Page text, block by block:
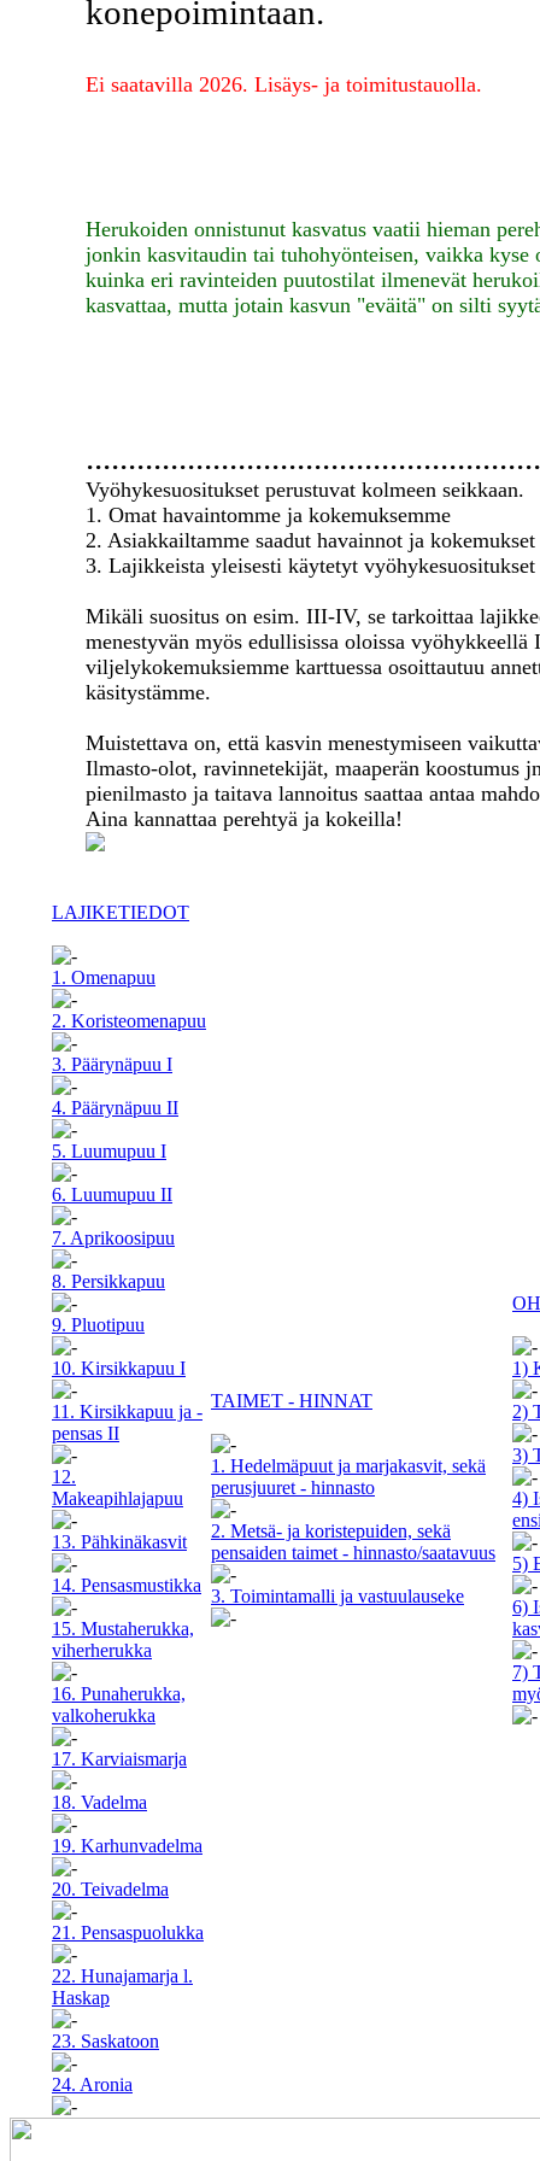
konepoimintaan.
Ei saatavilla 2026. Lisäys- ja toimitustauolla.
Herukoiden onnistunut kasvatus vaatii hieman
jonkin kasvitaudin tai tuhohyönteisen, vaikka kyse
kuinka eri ravinteiden puutostilat ilmenevät
kasvattaa, mutta jotain kasvun "eväitä" on silti
Vyöhykesuositukset perustuvat kolmeen seikkaan.
1. Omat havaintomme ja kokemuksemme
2. Asiakkailtamme saadut havainnot ja kokemukset
3. Lajikkeista yleisesti käytetyt vyöhykesuositukset
Mikäli suositus on esim. III-IV, se tarkoittaa
menestyvän myös edullisissa oloissa
viljelykokemuksiemme karttuessa osoittautuu
käsitystämme.
Muistettava on, että kasvin menestymiseen
Ilmasto-olot, ravinnetekijät, maaperän koostumus
pienilmasto ja taitava lannoitus saattaa antaa
Aina kannattaa perehtyä ja kokeilla!
LAJIKETIEDOT
1. Omenapuu
2. Koristeomenapuu
3. Päärynäpuu I
4. Päärynäpuu II
5. Luumupuu I
6. Luumupuu II
7. Aprikoosipuu
8. Persikkapuu
9. Pluotipuu
10. Kirsikkapuu I
11. Kirsikkapuu ja -
pensas II
12.
Makeapihlajapuu
13. Pähkinäkasvit
14. Pensasmustikka
15. Mustaherukka,
viherherukka
16. Punaherukka,
valkoherukka
17. Karviaismarja
18. Vadelma
19. Karhunvadelma
20. Teivadelma
21. Pensaspuolukka
22. Hunajamarja l.
Haskap
23. Saskatoon
24. Aronia
TAIMET - HINNAT
1. Hedelmäpuut ja marjakasvit, sekä
perusjuuret - hinnasto
2. Metsä- ja koristepuiden, sekä
pensaiden taimet - hinnasto/saatavuus
3. Toimintamalli ja vastuulauseke
1)
2)
3)
4)
5)
6)
7)